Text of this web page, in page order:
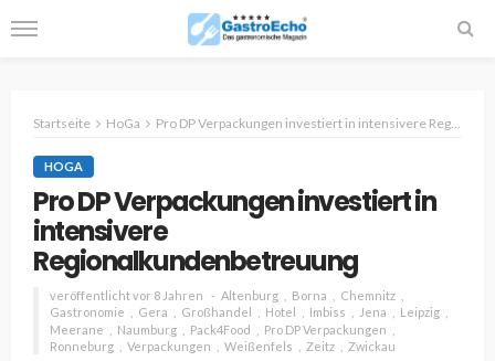
Startseite HoGa Pro DP Verpackungen investiert in intensivere Regionalkundenbetreuung
HOGA
Pro DP Verpackungen investiert in
intensivere
Regionalkundenbetreuung
veröffentlicht vor 8 Jahren Altenburg Borna
Chemnitz
Gastronomie
Gera Großhandel Hotel Imbiss Jena
Leipzig
Meerane
Naumburg Pack4Food
Pro DP Verpackungen
Ronneburg
Verpackungen Weißenfels Zeitz Zwickau